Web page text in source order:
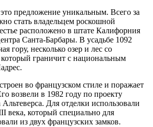
предложение уникальным. Всего за
стать владельцем роскошной
расположено в штате Калифорния
Санта-Барбары. В усадьбе 1092
гору, несколько озер и лес со
граничит с национальным
во французском стиле и поражает
возвели в 1982 году по проекту
Альтеверса. Для отделки использовали
века, который специально для
из двух французских замков.